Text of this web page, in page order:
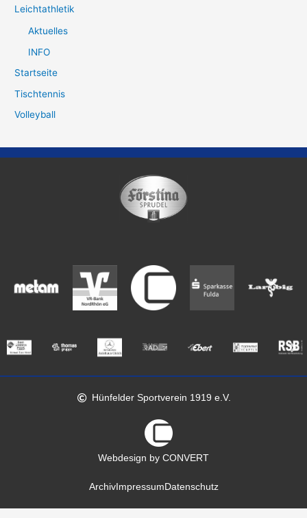
Leichtathletik
Aktuelles
INFO
Startseite
Tischtennis
Volleyball
Hünfelder Sportverein 1919 e.V.
Webdesign by CONVERT
ArchivImpressum Datenschutz